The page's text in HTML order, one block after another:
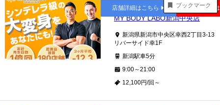
ブックマーク
新潟
MY BODY LABO新潟中央店
新潟県新潟市中央区幸西2丁目3-13
リバーサイド幸1F
新潟駅車5分
9:00～21:00
12,100円/回～
店舗詳細はこちら 公式サイト